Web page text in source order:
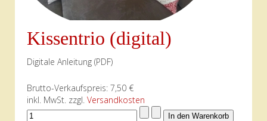
Kissentrio (digital)
Digitale Anleitung (PDF)
Brutto-Verkaufspreis: 7,50 €
inkl. MwSt. zzgl. Versandkosten